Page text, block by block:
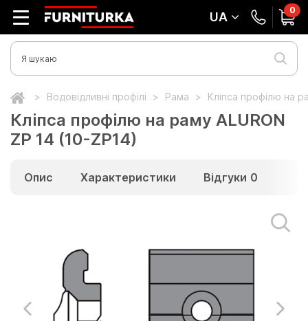
UA 0
Водовідливні профілі Рама Кліпса профілю на
Кліпса профілю на раму ALURON
ZP 14 (10-ZP14)
Опис Характеристики Відгуки 0